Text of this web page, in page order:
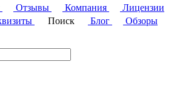
Отзывы Компания
Лицензии
Поиск Блог
Обзоры